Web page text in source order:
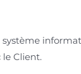
système
le Client.